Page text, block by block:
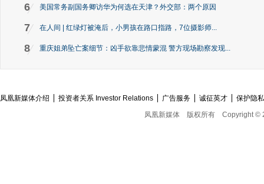
6 美国常务副国务卿访华为何选在天津？外交部：两个原因
7 在人间 | 红绿灯被淹后，小男孩在路口指路，7位摄影师...
8 重庆姐弟坠亡案细节：凶手欲靠悲情蒙混 警方现场勘察发现...
凤凰新媒体介绍 投资者关系 Investor Relations 广告服务 诚征英才
保护隐
凤凰新媒体
版权所有 Copyright ©